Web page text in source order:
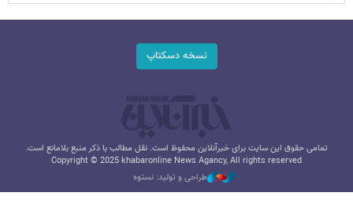
نسخه دسکتاپ
تمامی حقوق این سایت برای خبرآنلاین محفوظ است. نقل مطالب با ذکر منبع بلامانع است.
Copyright © 2025 khabaronline News Agancy, All rights reserved
طراحی و تولید: نستوه